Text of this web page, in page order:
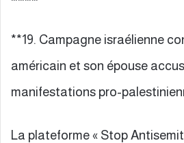
**19. Campagne israélienne
américain et son épouse
manifestations pro-
La plateforme « Stop